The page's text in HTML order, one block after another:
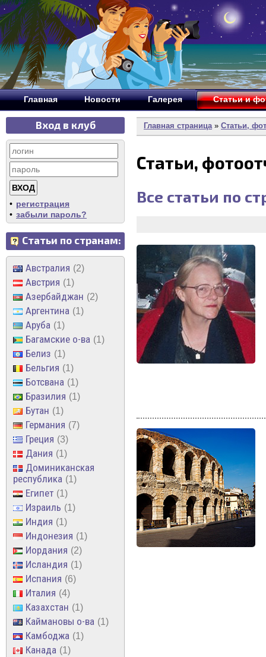
Главная Новости Галерея Статьи и
Вход в клуб
• регистрация
• забыли пароль?
Статьи по странам:
Австралия 2
Австрия 1
Азербайджан 2
Аргентина 1
Аруба 1
Багамские о-ва 1
Белиз 1
Бельгия 1
Ботсвана 1
Бразилия 1
Бутан 1
Германия 7
Греция 3
Дания 1
Доминиканская
республика
1
Египет 1
Израиль 1
Индия 1
Индонезия 1
Иордания 2
Исландия 1
Испания 6
Италия 4
Казахстан 1
Каймановы о-ва 1
Камбоджа 1
Канада 1
Главная страница» Статьи,
Статьи,
Все статьи по